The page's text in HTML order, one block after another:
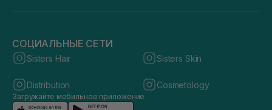
СОЦИАЛЬНЫЕ СЕТИ
Sisters Hair Sisters Skin
Distribution Cosmetology
Загружайте мобильное приложение